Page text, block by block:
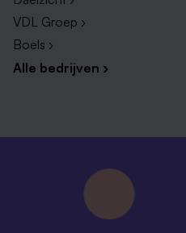
Soorten klantenservice
Klantenservice is een
functies omvat, variërend
vacatures in Limburg
Sales vacatures
Commercieel
VDL Groep ›
Boels ›
Alle bedrijven ›